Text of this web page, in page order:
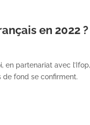
en 2022 ?
en partenariat avec
de fond se confirment.